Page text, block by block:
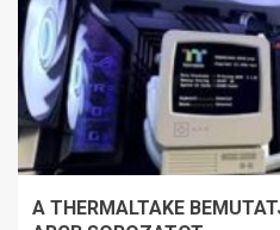
A THERMALTAKE